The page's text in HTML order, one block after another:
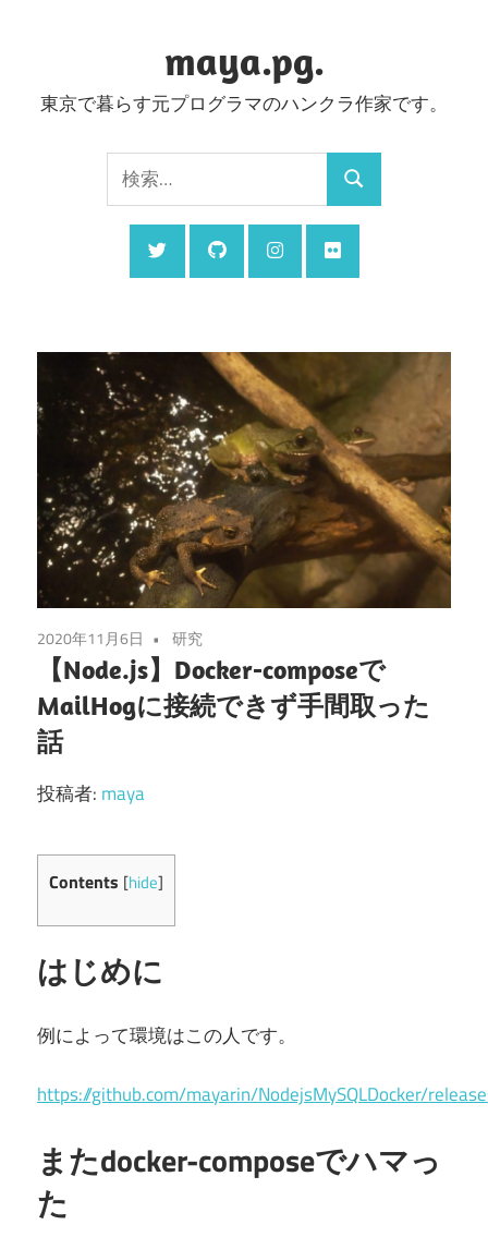
ン
maya.pg.
東京で暮らす元プログラマのハンクラ作家です。
索:
検
索
2020年11月6日 研究
【Node.js】Docker-composeで
MailHogに接続できず手間取った
話
投稿者: maya
Contents [hide]
はじめに
例によって環境はこの人です。
https://github.com/mayarin/NodejsMySQLDocker/
またdocker-composeでハマっ
た